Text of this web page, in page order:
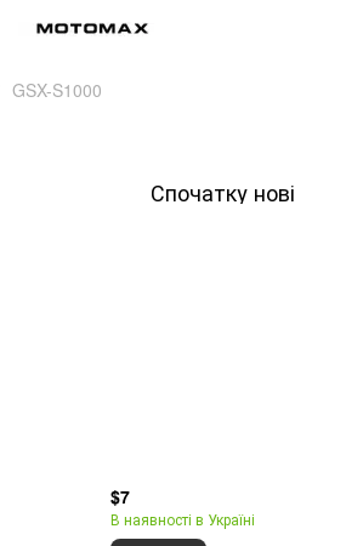
GSX-S1000
Спочатку нові
$7
В наявності в Україні